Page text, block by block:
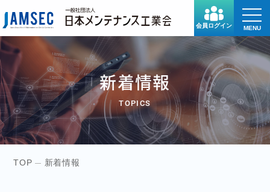
会員ログイン
toggle
MENU
新着情報
TOPICS
TOP 新着情報